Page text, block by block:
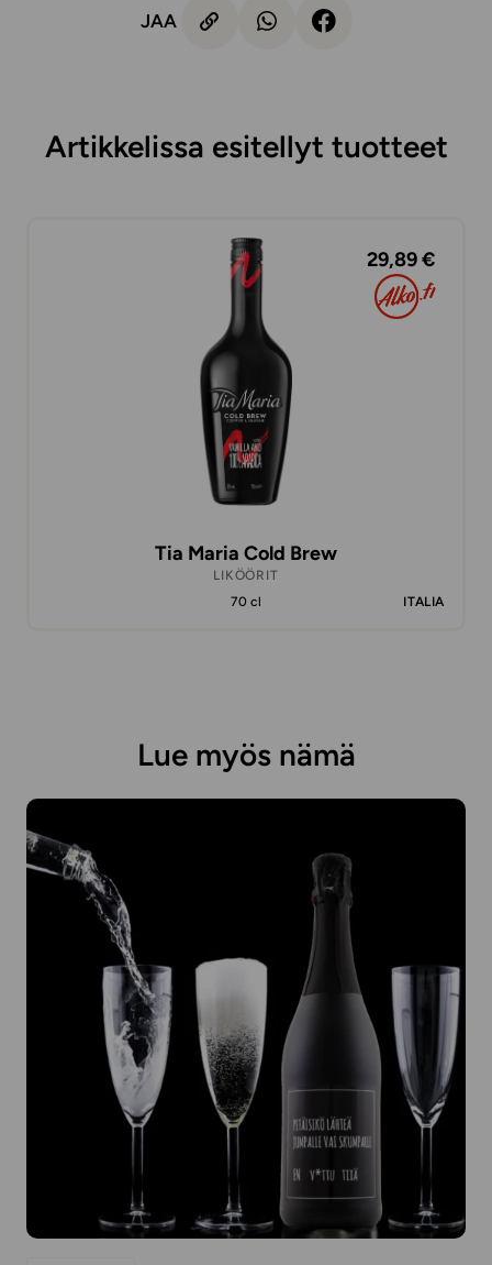
JAA
Artikkelissa esitellyt tuotteet
29,89 €
Tia Maria Cold Brew
LIKÖÖRIT
70 cl
ITALIA
Lue myös nämä